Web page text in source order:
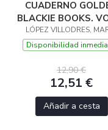
CUADERNO
BLACKIE BOOKS.
LÓPEZ VILLODRES,
Disponibilidad
12,90 €
12,51 €
Añadir a cesta